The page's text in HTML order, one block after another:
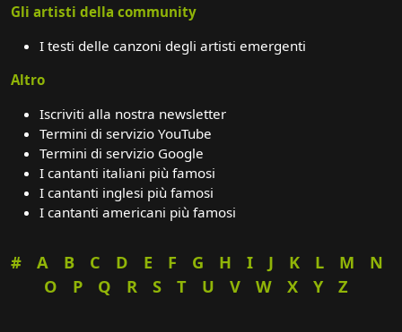
Gli artisti della community
I testi delle canzoni degli artisti emergenti
Altro
Iscriviti alla nostra newsletter
Termini di servizio YouTube
Termini di servizio Google
I cantanti italiani più famosi
I cantanti inglesi più famosi
I cantanti americani più famosi
# A B C D E F G H I J K L M
N
O
P Q R S T U V W X Y Z